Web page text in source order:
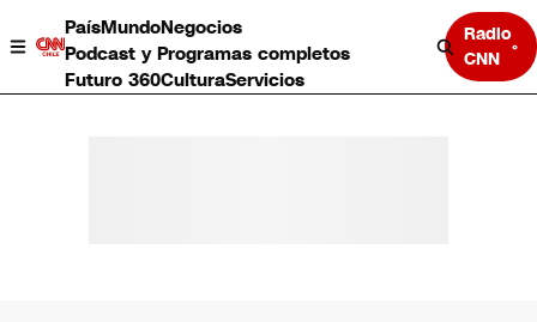
PaísMundoNegocios
Podcast y Programas completos
Futuro 360CulturaServicios
Radio
CNN